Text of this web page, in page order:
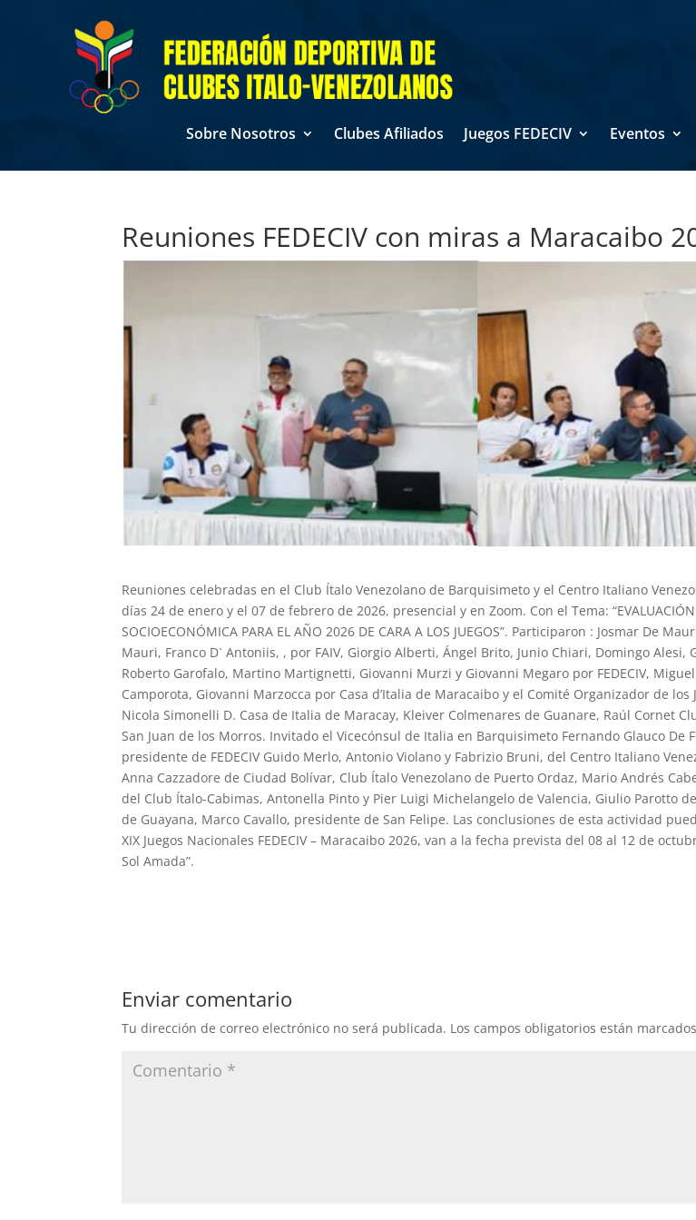
Sobre Nosotros Clubes Afiliados Juegos FEDECIV Eventos
Reuniones FEDECIV con miras a Maracaibo
Reuniones celebradas en el Club Ítalo Venezolano de Barquisimeto y el Centro Italiano
días 24 de enero y el 07 de febrero de 2026, presencial y en Zoom. Con el Tema: “EVALUACIÓN
SOCIOECONÓMICA PARA EL AÑO 2026 DE CARA A LOS JUEGOS”. Participaron : Josmar De
Mauri, Franco D` Antoniis, , por FAIV, Giorgio Alberti, Ángel Brito, Junio Chiari, Domingo Alesi,
Roberto Garofalo, Martino Martignetti, Giovanni Murzi y Giovanni Megaro por FEDECIV,
Camporota, Giovanni Marzocca por Casa d’Italia de Maracaibo y el Comité Organizador de los
Nicola Simonelli D. Casa de Italia de Maracay, Kleiver Colmenares de Guanare, Raúl Cornet
San Juan de los Morros. Invitado el Vicecónsul de Italia en Barquisimeto Fernando Glauco De
presidente de FEDECIV Guido Merlo, Antonio Violano y Fabrizio Bruni, del Centro Italiano
Anna Cazzadore de Ciudad Bolívar, Club Ítalo Venezolano de Puerto Ordaz, Mario Andrés
del Club Ítalo-Cabimas, Antonella Pinto y Pier Luigi Michelangelo de Valencia, Giulio Parotto
de Guayana, Marco Cavallo, presidente de San Felipe. Las conclusiones de esta actividad
XIX Juegos Nacionales FEDECIV – Maracaibo 2026,van a la fecha prevista del08 al 12 de
Sol Amada”.
Enviar comentario
Tu dirección de correo electrónico no será publicada. Los campos obligatorios están